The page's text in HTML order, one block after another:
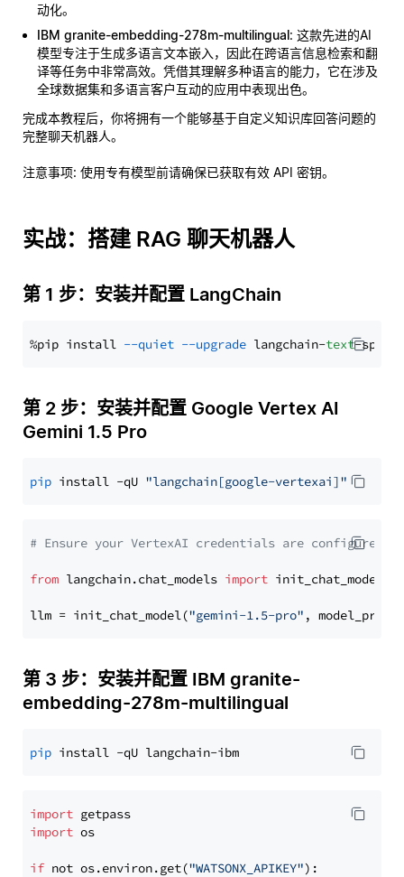
动化。
IBM granite-embedding-278m-multilingual: 这款先进的AI
模型专注于生成多语言文本嵌入，因此在跨语言信息检索和翻
译等任务中非常高效。凭借其理解多种语言的能力，它在涉及
全球数据集和多语言客户互动的应用中表现出色。
完成本教程后，你将拥有一个能够基于自定义知识库回答问题的
完整聊天机器人。
注意事项: 使用专有模型前请确保已获取有效 API 密钥。
实战：搭建 RAG 聊天机器人
第 1 步：安装并配置 LangChain
%pip install --quiet --upgrade langchain-text
第 2 步：安装并配置 Google Vertex AI
Gemini 1.5 Pro
pip install -qU "langchain[google-vertexai]"
# Ensure your VertexAI credentials are configured
from langchain.chat_models import init_chat_model
llm = init_chat_model("gemini-1.5-pro" ,
第 3 步：安装并配置 IBM granite-
embedding-278m-multilingual
pip
import
import os
if not os.environ.get("WATSONX_APIKEY"):